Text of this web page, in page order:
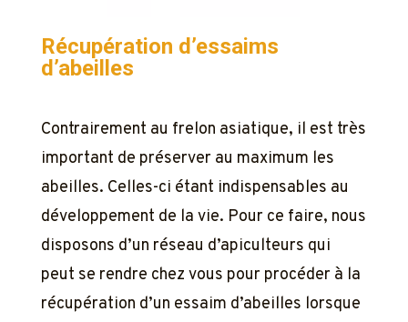
Récupération d’essaims
d’abeilles
Contrairement au frelon asiatique, il est très
important de préserver au maximum les
abeilles. Celles-ci étant indispensables au
développement de la vie. Pour ce faire, nous
disposons d’un réseau d’apiculteurs qui
peut se rendre chez vous pour procéder à la
récupération d’un essaim d’abeilles lorsque